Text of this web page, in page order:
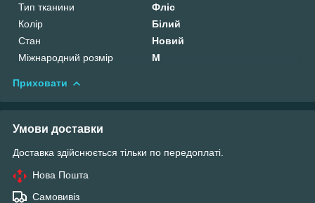
Тип тканини
Фліс
Колір
Білий
Стан
Новий
Міжнародний розмір
M
Приховати
Умови доставки
Доставка здійснюється тільки по передоплаті.
Нова Пошта
Самовивіз